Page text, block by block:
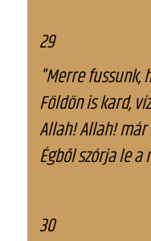
29
"Merre fussunk,
Földön is kard,
Allah! Allah!
Égből szórja le
30